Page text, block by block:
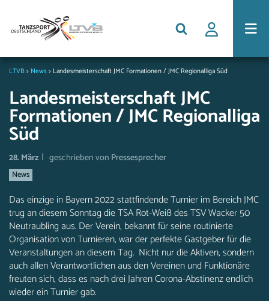
LTVB> News> Landesmeisterschaft JMC Formationen / JMC Regionalliga Süd
Landesmeisterschaft JMC
Formationen / JMC Regionalliga
Süd
28. März | geschrieben von Pressesprecher
News
Das einzige in Bayern 2022 stattfindende Turnier im Bereich JMC
trug an diesem Sonntag die TSA Rot-Weiß des TSV Wacker 50
Neutraubling aus. Der Verein, bekannt für seine routinierte
Organisation von Turnieren, war der perfekte Gastgeber für die
Veranstaltungen an diesem Tag. Nicht nur die Aktiven, sondern
auch allen Verantwortlichen aus den Vereinen und Funktionäre
freuten sich, dass es nach drei Jahren Corona-Abstinenz endlich
wieder ein Turnier gab.